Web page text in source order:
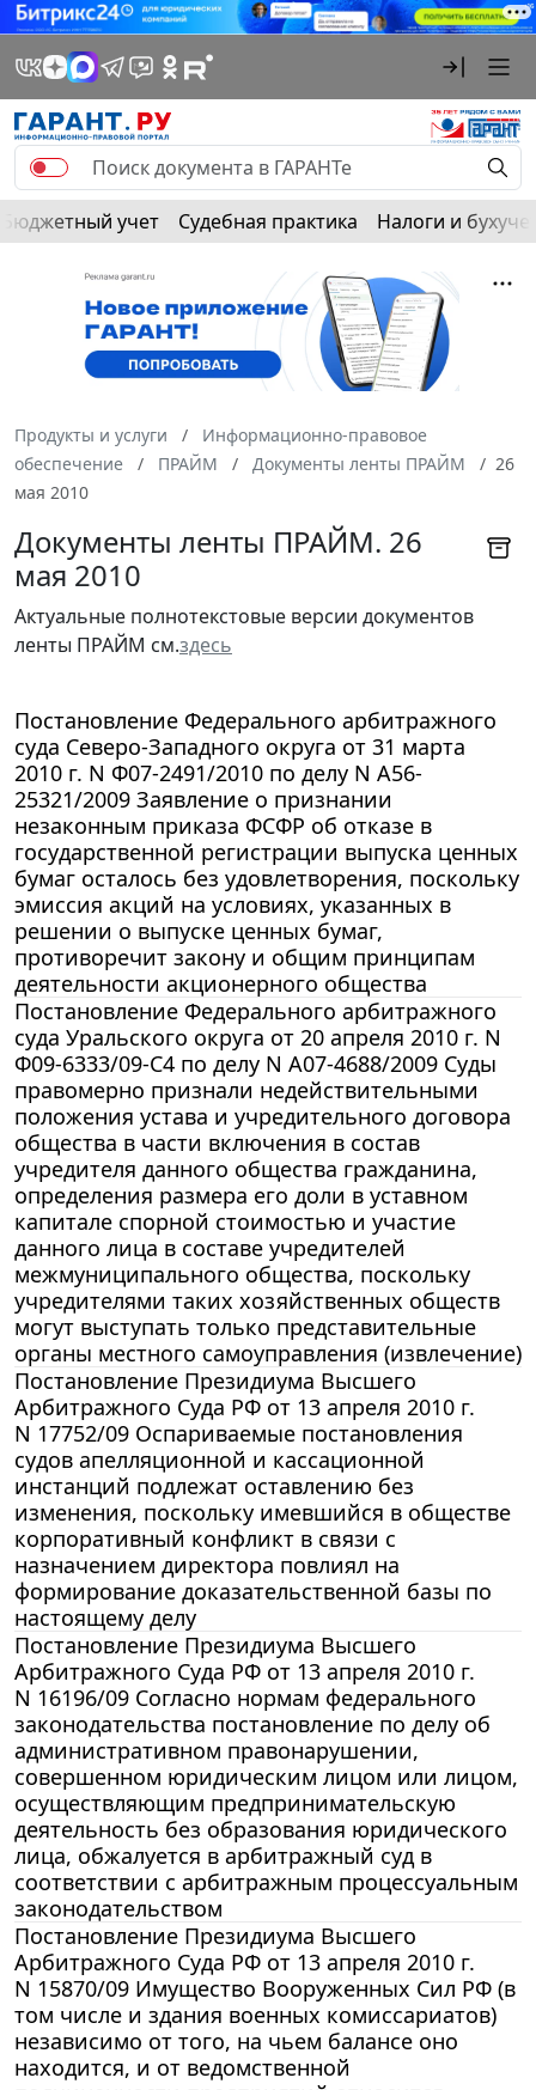
Бюджетный учет Судебная практика Налоги и
Продукты и услуги
Информационно-правовое
обеспечение
ПРАЙМ Документы ленты ПРАЙМ
26
мая 2010
Документы ленты ПРАЙМ. 26
мая 2010
Актуальные полнотекстовые версии документов
ленты ПРАЙМ см.здесь
Постановление Федерального арбитражного
суда Северо-Западного округа от 31 марта
2010 г. N Ф07-2491/2010 по делу N А56-
25321/2009 Заявление о признании
незаконным приказа ФСФР об отказе в
государственной регистрации выпуска ценных
бумаг осталось без удовлетворения, поскольку
эмиссия акций на условиях, указанных в
решении о выпуске ценных бумаг,
противоречит закону и общим принципам
деятельности акционерного общества
Постановление Федерального арбитражного
суда Уральского округа от 20 апреля 2010 г. N
Ф09-6333/09-С4 по делу N А07-4688/2009 Суды
правомерно признали недействительными
положения устава и учредительного договора
общества в части включения в состав
учредителя данного общества гражданина,
определения размера его доли в уставном
капитале спорной стоимостью и участие
данного лица в составе учредителей
межмуниципального общества, поскольку
учредителями таких хозяйственных обществ
могут выступать только представительные
органы местного самоуправления (извлечение)
Постановление Президиума Высшего
Арбитражного Суда РФ от 13 апреля 2010 г.
N 17752/09 Оспариваемые постановления
судов апелляционной и кассационной
инстанций подлежат оставлению без
изменения, поскольку имевшийся в обществе
корпоративный конфликт в связи с
назначением директора повлиял на
формирование доказательственной базы по
настоящему делу
Постановление Президиума Высшего
Арбитражного Суда РФ от 13 апреля 2010 г.
N 16196/09 Согласно нормам федерального
законодательства постановление по делу об
административном правонарушении,
совершенном юридическим лицом или лицом,
осуществляющим предпринимательскую
деятельность без образования юридического
лица, обжалуется в арбитражный суд в
соответствии с арбитражным процессуальным
законодательством
Постановление Президиума Высшего
Арбитражного Суда РФ от 13 апреля 2010 г.
N 15870/09 Имущество Вооруженных Сил РФ (в
том числе и здания военных комиссариатов)
независимо от того, на чьем балансе оно
находится, и от ведомственной